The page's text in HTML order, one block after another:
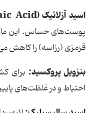
اسید آزلائیک (Acid
پوست‌های حساس. این
قرمزی (رزاسه) را کاهش
بنزویل پروکسید: برای
احتیاط و در غلظت‌های